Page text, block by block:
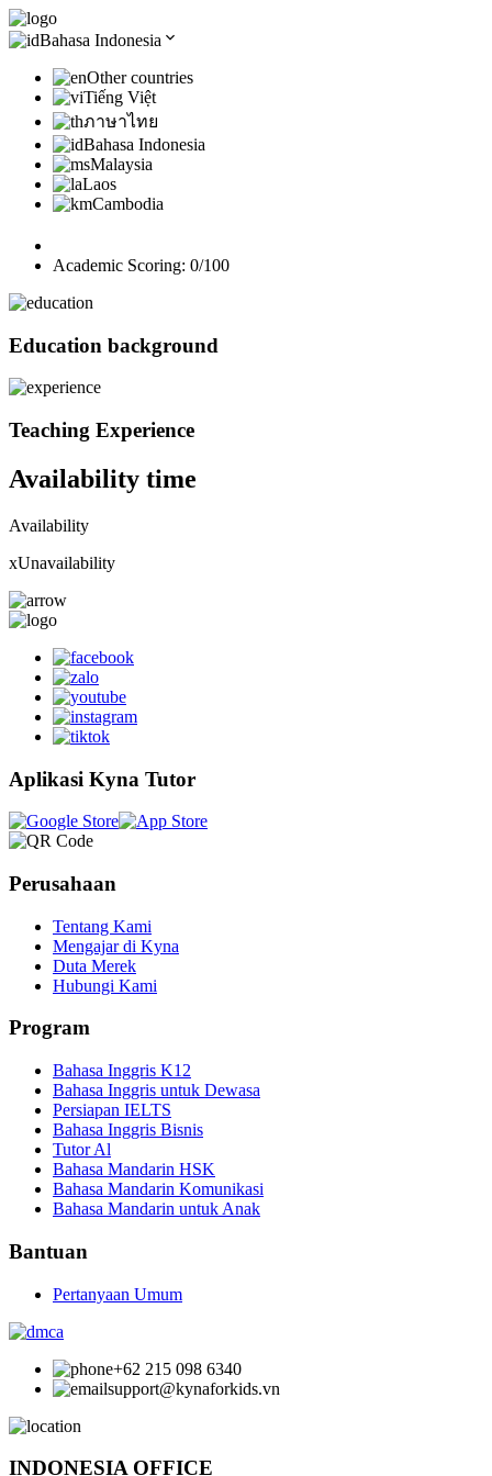
Bahasa Indonesia
Other countries
Tiếng Việt
ภาษาไทย
Bahasa Indonesia
Malaysia
Laos
Cambodia
Academic Scoring: 0/100
Education background
Teaching Experience
Availability time
Availability
xUnavailability
Aplikasi Kyna Tutor
Perusahaan
Tentang Kami
Mengajar di Kyna
Duta Merek
Hubungi Kami
Program
Bahasa Inggris K12
Bahasa Inggris untuk Dewasa
Persiapan IELTS
Bahasa Inggris Bisnis
Tutor Al
Bahasa Mandarin HSK
Bahasa Mandarin Komunikasi
Bahasa Mandarin untuk Anak
Bantuan
Pertanyaan Umum
+62 215 098 6340
support@kynaforkids.vn
INDONESIA OFFICE